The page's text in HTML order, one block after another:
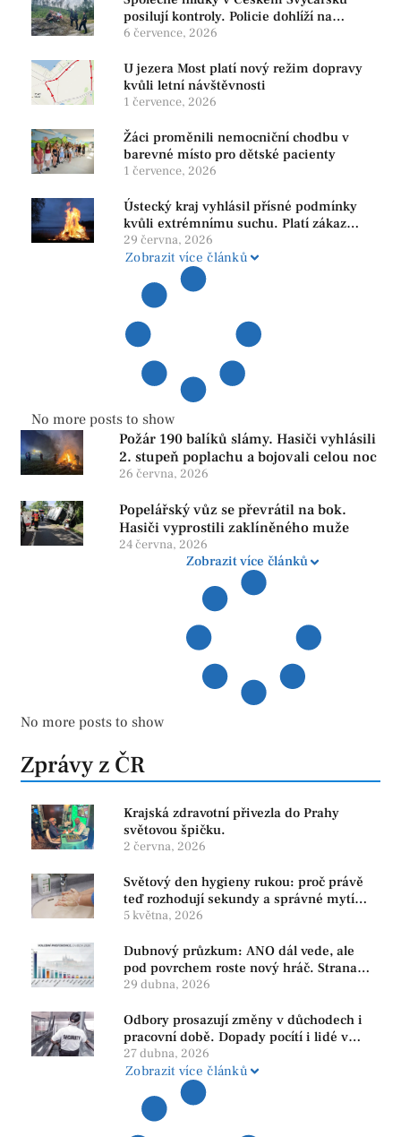
posilují kontroly. Policie dohlíží na
bezpečnost i ochranu přírody
6 července, 2026
U jezera Most platí nový režim dopravy
kvůli letní návštěvnosti
1 července, 2026
Žáci proměnili nemocniční chodbu v
barevné místo pro dětské pacienty
1 července, 2026
Ústecký kraj vyhlásil přísné podmínky
kvůli extrémnímu suchu. Platí zákaz
ohňů i pyrotechniky
29 června, 2026
Zobrazit více článků
No more posts to show
Požár 190 balíků slámy. Hasiči vyhlásili
2. stupeň poplachu a bojovali celou noc
26 června, 2026
Popelářský vůz se převrátil na bok.
Hasiči vyprostili zaklíněného muže
24 června, 2026
Zobrazit více článků
No more posts to show
Zprávy z ČR
Krajská zdravotní přivezla do Prahy
světovou špičku.
2 června, 2026
Světový den hygieny rukou: proč právě
teď rozhodují sekundy a správné mytí
rukou
5 května, 2026
Dubnový průzkum: ANO dál vede, ale
pod povrchem roste nový hráč. Strana
PRO se drží nejvýš mezi menšími
29 dubna, 2026
Odbory prosazují změny v důchodech i
pracovní době. Dopady pocítí i lidé v
našem regionu
27 dubna, 2026
Zobrazit více článků